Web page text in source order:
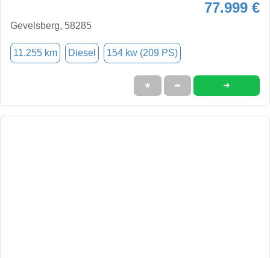
77.999 €
Gevelsberg, 58285
11.255 km Diesel 154 kw (209 PS)
★ ➦ ➜